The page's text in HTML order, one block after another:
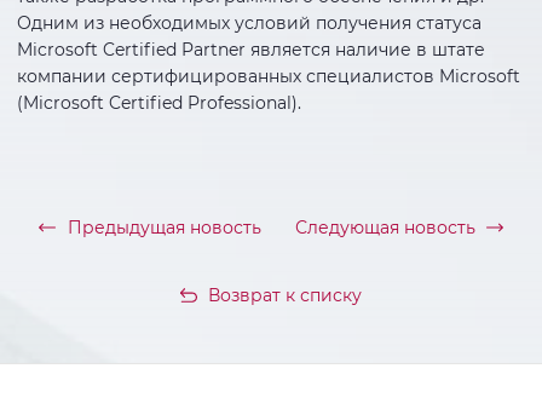
Одним из необходимых условий получения статуса
Microsoft Certified Partner является наличие в штате
компании сертифицированных специалистов Microsoft
(Microsoft Certified Professional).
Предыдущая новость
Возврат к списку
Следующая новость